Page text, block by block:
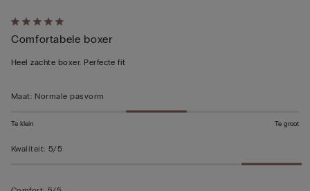
5
op
5
Comfortabele boxer
Heel zachte boxer. Perfecte fit
Maat: Normale pasvorm
Te klein Te groot
Kwaliteit: 5/5